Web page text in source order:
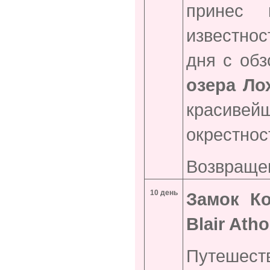
принес
дня с
озера
10 день
Замок
Blair